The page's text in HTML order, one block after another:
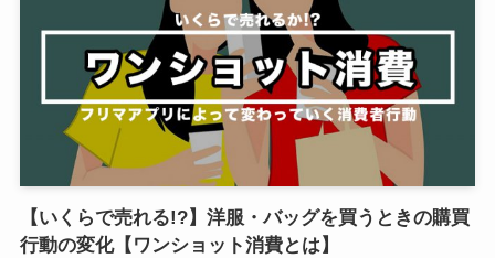
【いくらで売れる!?】洋服・バッグを買うときの購買
行動の変化【ワンショット消費とは】